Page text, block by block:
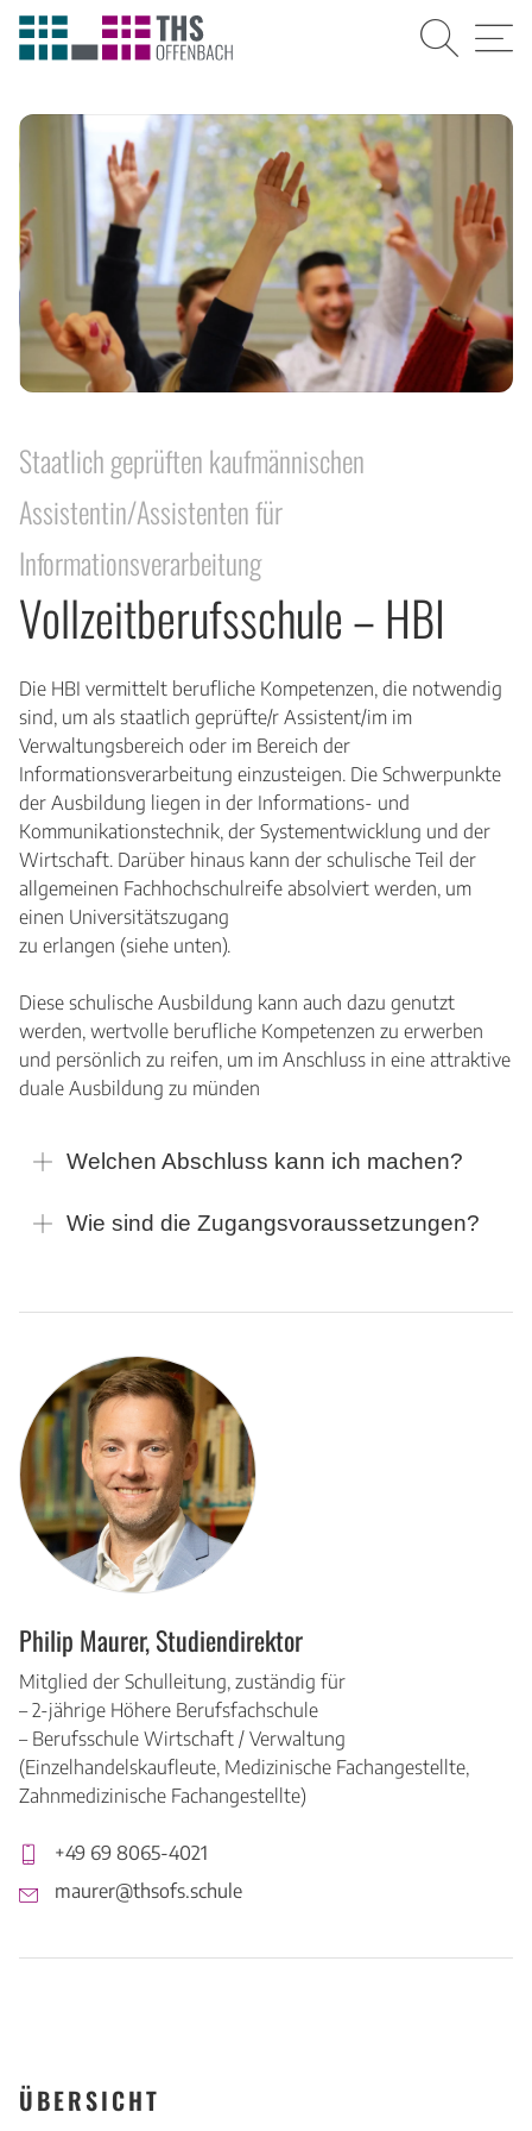
Staatlich geprüften kaufmännischen
Assistentin/Assistenten für
Informationsverarbeitung
Vollzeitberufsschule – HBI
Die HBI vermittelt berufliche Kompetenzen, die notwendig
sind, um als staatlich geprüfte/r Assistent/im im
Verwaltungsbereich oder im Bereich der
Informationsverarbeitung einzusteigen. Die Schwerpunkte
der Ausbildung liegen in der Informations- und
Kommunikationstechnik, der Systementwicklung und der
Wirtschaft. Darüber hinaus kann der schulische Teil der
allgemeinen Fachhochschulreife absolviert werden, um
einen Universitätszugang
zu erlangen (siehe unten).
Diese schulische Ausbildung kann auch dazu genutzt
werden, wertvolle berufliche Kompetenzen zu erwerben
und persönlich zu reifen, um im Anschluss in eine attraktive
duale Ausbildung zu münden
Welchen Abschluss kann ich machen?
Wie sind die Zugangsvoraussetzungen?
Standorte
Philip Maurer, Studiendirektor
Mitglied der Schulleitung, zuständig für
– 2-jährige Höhere Berufsfachschule
– Berufsschule Wirtschaft / Verwaltung
(Einzelhandelskaufleute, Medizinische Fachangestellte,
Zahnmedizinische Fachangestellte)
+49 69 8065-4021
maurer@thsofs.schule
ÜBERSICHT